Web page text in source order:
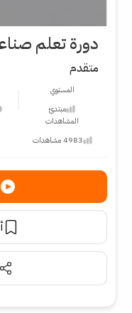
دورة تعلم
متقدم
المستوي
مبتدئ
المشاهدات
4983 مشاهدات